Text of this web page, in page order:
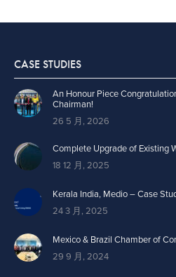
CASE STUDIES
An Honour Piece
Chairman!
26 5 月, 2026
Complete Upgrade of Existing
18 12 月, 2025
Kerala India, Medio – Case
24 3 月, 2025
Mexico & Brazil Chamber of
29 9 月, 2024